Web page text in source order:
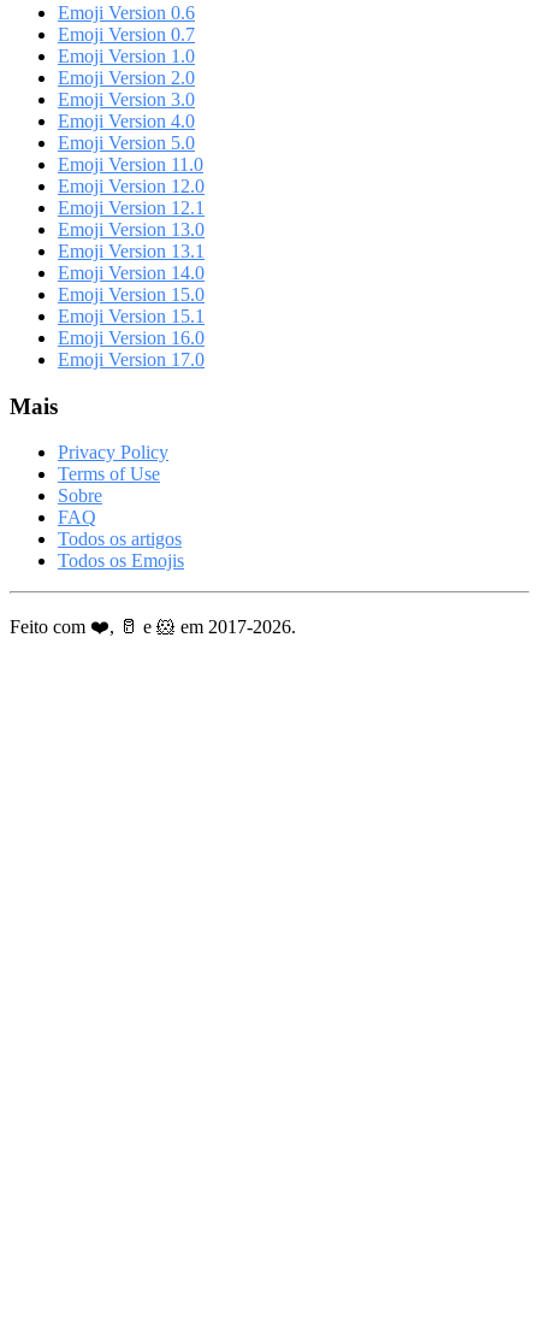
Emoji Version 0.6
Emoji Version 0.7
Emoji Version 1.0
Emoji Version 2.0
Emoji Version 3.0
Emoji Version 4.0
Emoji Version 5.0
Emoji Version 11.0
Emoji Version 12.0
Emoji Version 12.1
Emoji Version 13.0
Emoji Version 13.1
Emoji Version 14.0
Emoji Version 15.0
Emoji Version 15.1
Emoji Version 16.0
Emoji Version 17.0
Mais
Privacy Policy
Terms of Use
Sobre
FAQ
Todos os artigos
Todos os Emojis
Feito com ❤️, 🥛 e 🐹 em 2017-2026.